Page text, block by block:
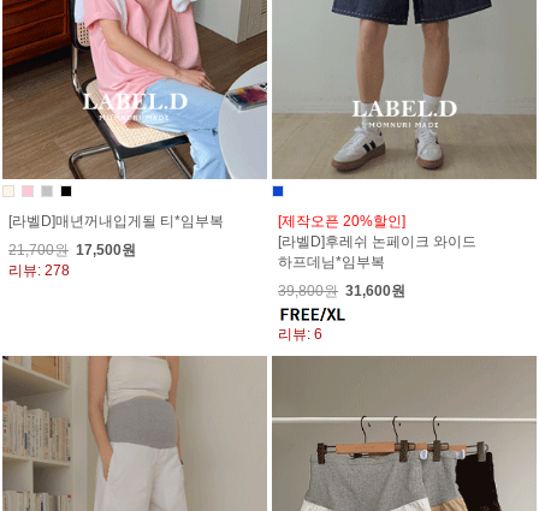
[라벨D]매년꺼내입게될 티*임부복
21,700원 17,500원
리뷰: 278
[제작오픈 20%할인]
[라벨D]후레쉬 논페이크 와이드
하프데님*임부복
39,800원 31,600원
리뷰: 6